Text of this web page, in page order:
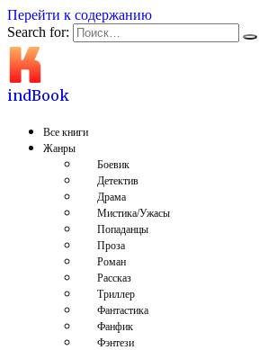
Перейти к содержанию
Search for:
indBook
Все книги
Жанры
Боевик
Детектив
Драма
Мистика/Ужасы
Попаданцы
Проза
Роман
Рассказ
Триллер
Фантастика
Фанфик
Фэнтези